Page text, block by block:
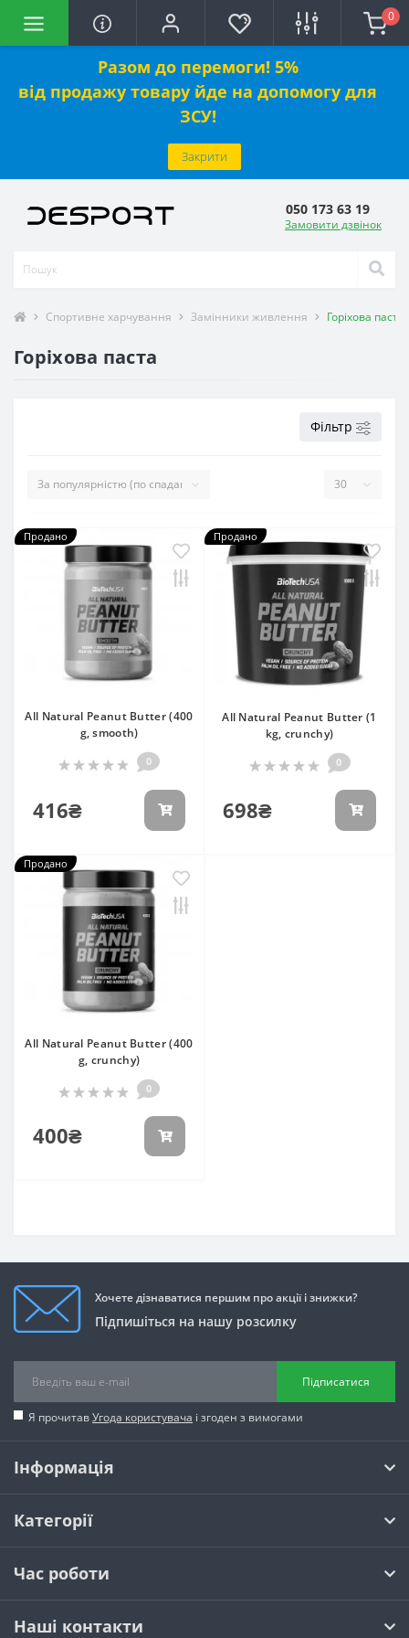
Разом до перемоги! 5%
від продажу товару йде на допомогу для
ЗСУ!
Закрити
0
050 173 63 19
Замовити дзвінок
Спортивне харчування Замінники живлення Горіхова паста
Горіхова паста
Фільтр
Продано
All Natural Peanut Butter (400
g, smooth)
0
416₴
Продано
All Natural Peanut Butter (1
kg, crunchy)
0
698₴
Продано
All Natural Peanut Butter (400
g, crunchy)
0
400₴
Хочете дізнаватися першим про акції і знижки?
Підпишіться на нашу розсилку
Підписатися
Я прочитавУгода користувача і згоден з вимогами
Інформація
Категорії
Час роботи
Наші контакти